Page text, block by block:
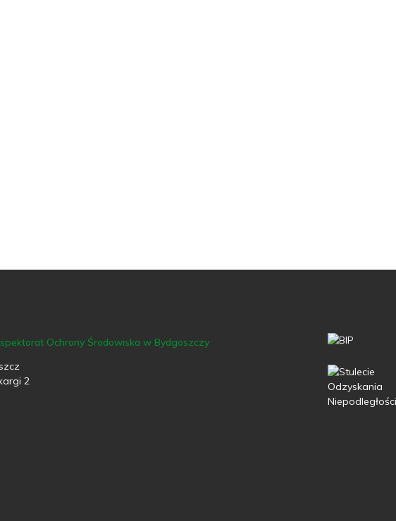
Ochrony Środowiska w Bydgoszczy
2